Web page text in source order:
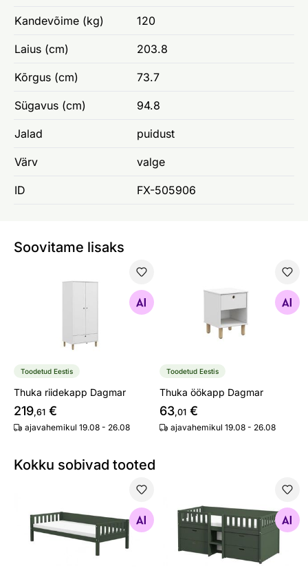
Kandevõime (kg) 120
Laius (cm) 203.8
Kõrgus (cm) 73.7
Sügavus (cm) 94.8
Jalad puidust
Värv valge
ID FX-505906
Soovitame lisaks
Thuka riidekapp Dagmar
Toodetud Eestis
Thuka riidekapp Dagmar
219,61 €
ajavahemikul 19.08 - 26.08
Toodetud Eestis
Thuka öökapp Dagmar
63,01 €
ajavahemikul 19.08 - 26.08
Kokku sobivad tooted
Thuka lastevoodi Viggo, roheline
Otsi sarnaseid
Thuka lastevoodi Viggo
Otsi sarnaseid